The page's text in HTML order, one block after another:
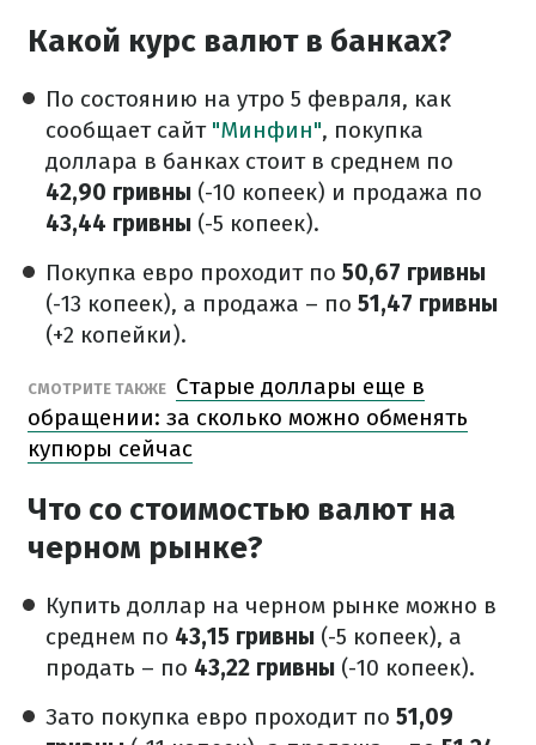
Какой курс валют в банках?
По состоянию на утро 5 февраля, как
сообщает сайт"Минфин", покупка
доллара в банках стоит в среднем по
42,90 гривны (-10 копеек) и продажа по
43,44 гривны (-5 копеек).
Покупка евро проходит по 50,67 гривны
(-13 копеек), а продажа – по 51,47 гривны
(+2 копейки).
СМОТРИТЕ ТАКЖЕ Старые доллары еще в
обращении: за сколько можно обменять
купюры сейчас
Что со стоимостью валют на
черном рынке?
Купить доллар на черном рынке можно в
среднем по 43,15 гривны (-5 копеек), а
продать – по 43,22 гривны (-10 копеек).
Зато покупка евро проходит по 51,09